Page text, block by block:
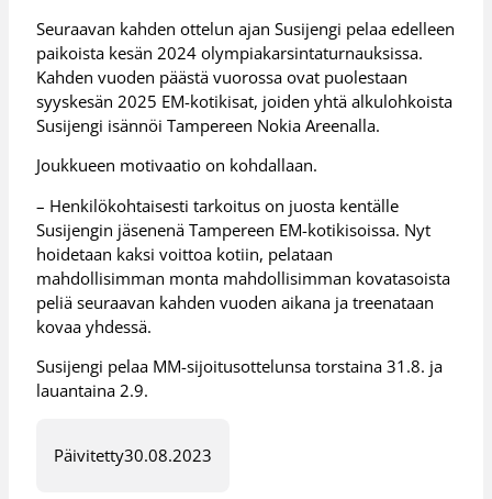
Seuraavan kahden ottelun ajan Susijengi pelaa edelleen
paikoista kesän 2024 olympiakarsintaturnauksissa.
Kahden vuoden päästä vuorossa ovat puolestaan
syyskesän 2025 EM-kotikisat, joiden yhtä alkulohkoista
Susijengi isännöi Tampereen Nokia Areenalla.
Joukkueen motivaatio on kohdallaan.
– Henkilökohtaisesti tarkoitus on juosta kentälle
Susijengin jäsenenä Tampereen EM-kotikisoissa. Nyt
hoidetaan kaksi voittoa kotiin, pelataan
mahdollisimman monta mahdollisimman kovatasoista
peliä seuraavan kahden vuoden aikana ja treenataan
kovaa yhdessä.
Susijengi pelaa MM-sijoitusottelunsa torstaina 31.8. ja
lauantaina 2.9.
Päivitetty30.08.2023